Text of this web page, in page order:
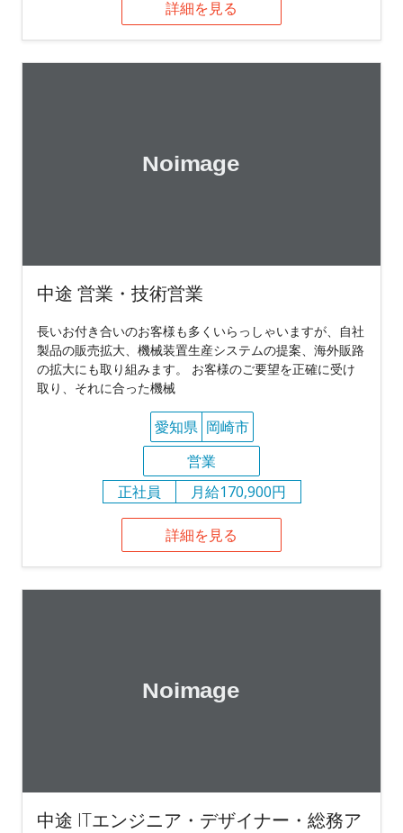
詳細を見る
中途 営業・技術営業
長いお付き合いのお客様も多くいらっしゃいますが、自社
製品の販売拡大、機械装置生産システムの提案、海外販路
の拡大にも取り組みます。 お客様のご要望を正確に受け
取り、それに合った機械
愛知県 岡崎市
営業
正社員
月給170,900円
詳細を見る
中途 ITエンジニア・デザイナー・総務ア